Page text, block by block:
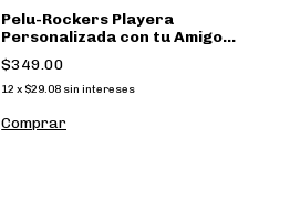
Pelu-Rockers Playera
Personalizada con tu Amigo
Peludo y no peludo
$349.00
12 x $29.08 sin intereses